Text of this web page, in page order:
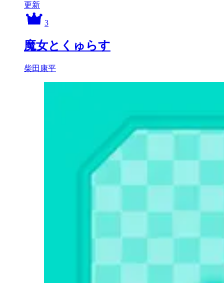
更新
3
魔女とくゅらす
柴田康平